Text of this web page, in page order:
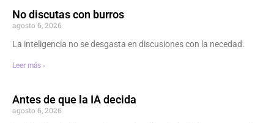
No discutas con burros
agosto 6, 2026
La inteligencia no se desgasta en discusiones con la necedad.
Leer más ›
Antes de que la IA decida
agosto 6, 2026